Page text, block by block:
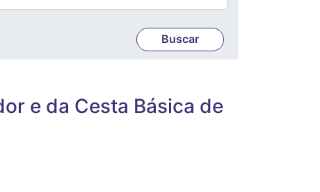
e da Cesta Básica de